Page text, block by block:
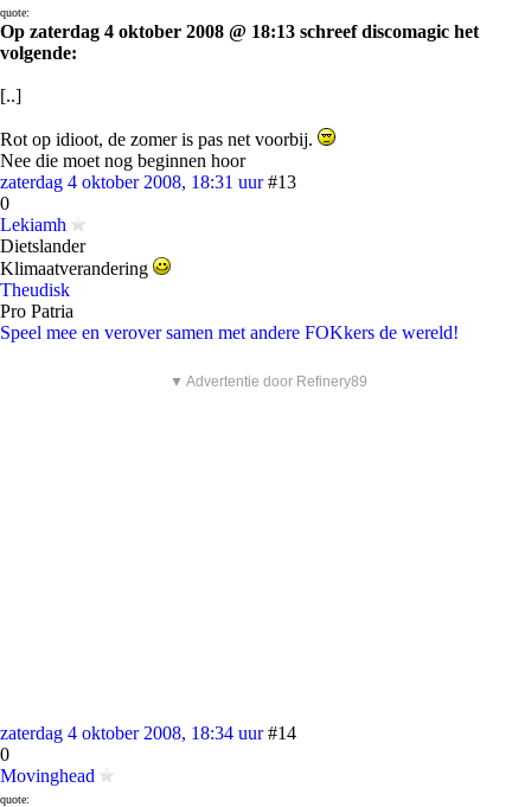
quote:
Op zaterdag 4 oktober 2008 @ 18:13 schreef discomagic het
volgende:
[..]
Rot op idioot, de zomer is pas net voorbij.
Nee die moet nog beginnen hoor
zaterdag 4 oktober 2008, 18:31 uur #13
0
Lekiamh
Dietslander
Klimaatverandering
Theudisk
Pro Patria
Speel mee en verover samen met andere FOKkers de wereld!
▼ Advertentie door Refinery89
zaterdag 4 oktober 2008, 18:34 uur #14
0
Movinghead
quote: